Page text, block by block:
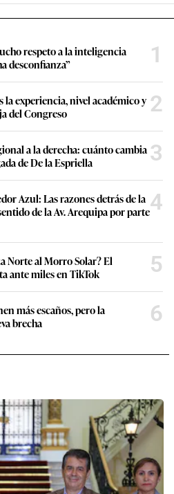
respeto a la inteligencia
desconfianza”
1
la experiencia, nivel académico y
del Congreso
2
a la derecha: cuánto cambia
de De la Espriella
3
Azul: Las razones detrás de la
de la Av. Arequipa por parte4
Norte al Morro Solar? El
ante miles en TikTok
5
más escaños, pero la
brecha
6